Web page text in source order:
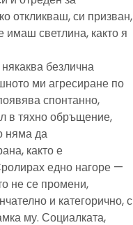
откликваш, си призван,
светлина, както я
безлична
ми агресиране по
спонтанно,
в тяхно обръщение,
няма да
както е
едно нагоре —
не се промени,
и категорично, с
му. Социалката,